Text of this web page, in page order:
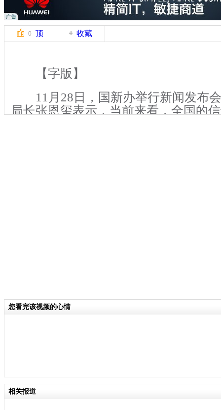
0 顶 收藏
【字版】
11月28日，国新办举行新闻发布
局长张恩玺表示，当前来看，全国的
您看完该视频的心情
相关报道